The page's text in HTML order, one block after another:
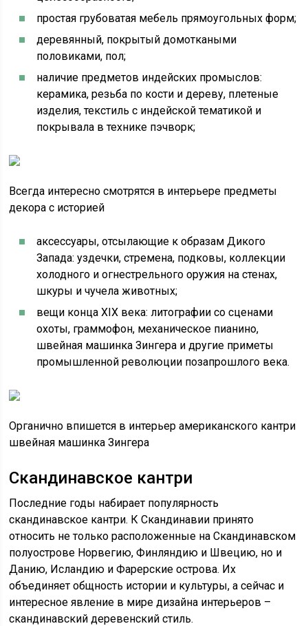
простая грубоватая мебель прямоугольных форм;
деревянный, покрытый домоткаными
половиками, пол;
наличие предметов индейских промыслов:
керамика, резьба по кости и дереву, плетеные
изделия, текстиль с индейской тематикой и
покрывала в технике пэчворк;
Всегда интересно смотрятся в интерьере предметы
декора с историей
аксессуары, отсылающие к образам Дикого
Запада: уздечки, стремена, подковы, коллекции
холодного и огнестрельного оружия на стенах,
шкуры и чучела животных;
вещи конца XIX века: литографии со сценами
охоты, граммофон, механическое пианино,
швейная машинка Зингера и другие приметы
промышленной революции позапрошлого века.
Органично впишется в интерьер американского кантри
швейная машинка Зингера
Скандинавское кантри
Последние годы набирает популярность
скандинавское кантри. К Скандинавии принято
относить не только расположенные на Скандинавском
полуострове Норвегию, Финляндию и Швецию, но и
Данию, Исландию и Фарерские острова. Их
объединяет общность истории и культуры, а сейчас и
интересное явление в мире дизайна интерьеров –
скандинавский деревенский стиль.